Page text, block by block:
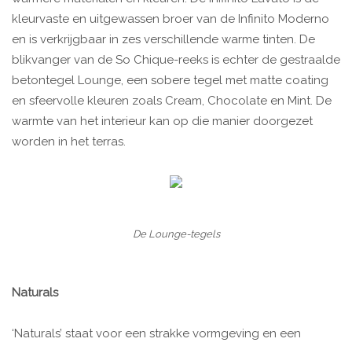
kleurvaste en uitgewassen broer van de Infinito Moderno
en is verkrijgbaar in zes verschillende warme tinten. De
blikvanger van de So Chique-reeks is echter de gestraalde
betontegel Lounge, een sobere tegel met matte coating
en sfeervolle kleuren zoals Cream, Chocolate en Mint. De
warmte van het interieur kan op die manier doorgezet
worden in het terras.
De Lounge-tegels
Naturals
‘Naturals’ staat voor een strakke vormgeving en een